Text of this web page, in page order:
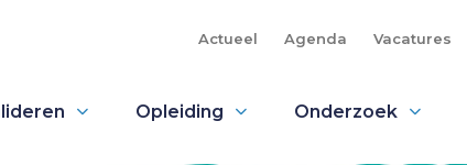
Actueel Agenda Vacatures
Opleiding Onderzoek